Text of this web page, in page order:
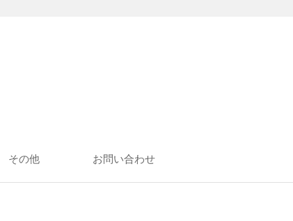
その他 お問い合わせ